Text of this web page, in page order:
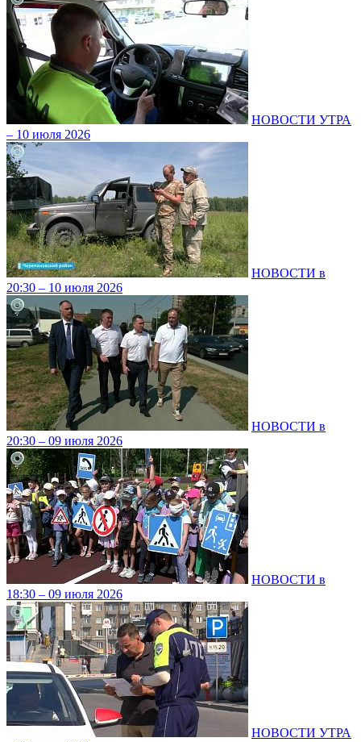
НОВОСТИ УТРА
– 10 июля 2026
НОВОСТИ в
20:30 – 10 июля 2026
НОВОСТИ в
20:30 – 09 июля 2026
НОВОСТИ в
18:30 – 09 июля 2026
НОВОСТИ УТРА